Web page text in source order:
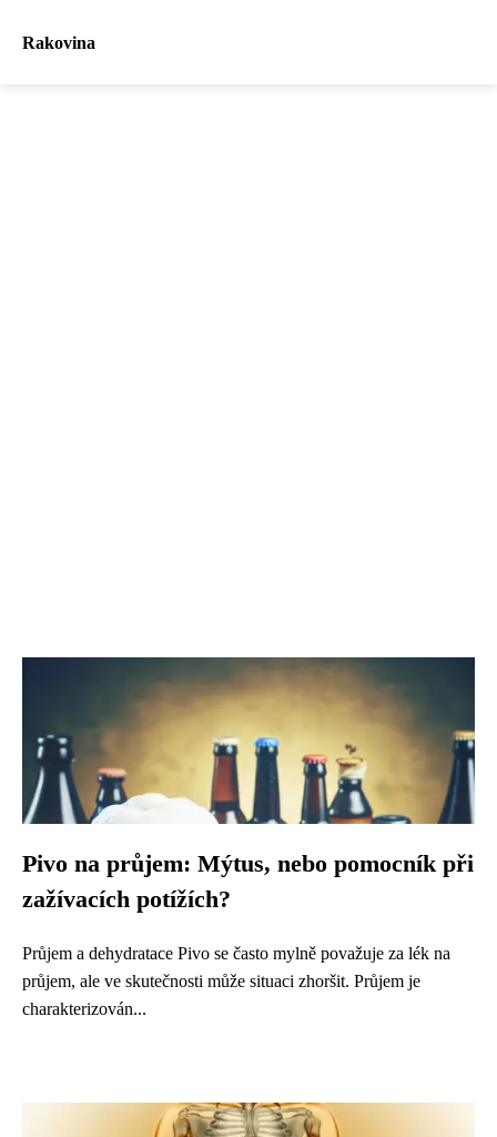
Rakovina
Pivo na průjem: Mýtus, nebo pomocník při
zažívacích potížích?
Průjem a dehydratace Pivo se často mylně považuje za lék na
průjem, ale ve skutečnosti může situaci zhoršit. Průjem je
charakterizován...